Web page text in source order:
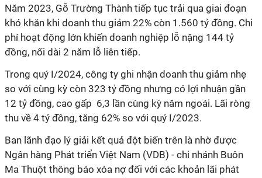
Năm 2023, Gỗ Trường Thành tiếp tục trải qua giai đoạn
khó khăn khi doanh thu giảm 22% còn 1.560 tỷ đồng. Chi
phí hoạt động lớn khiến doanh nghiệp lỗ nặng 144 tỷ
đồng, nối dài 2 năm lỗ liên tiếp.
Trong quý I/2024, công ty ghi nhận doanh thu giảm nhẹ
so với cùng kỳ còn 323 tỷ đồng nhưng có lợi nhuận gần
12 tỷ đồng, cao gấp 6,3 lần cùng kỳ năm ngoái. Lãi ròng
thu về 4 tỷ đồng, tăng 62% so với quý I/2023.
Ban lãnh đạo lý giải kết quả đột biến trên là nhờ được
Ngân hàng Phát triển Việt Nam (VDB) - chi nhánh Buôn
Ma Thuột thông báo xóa nợ đối với các khoản lãi phát